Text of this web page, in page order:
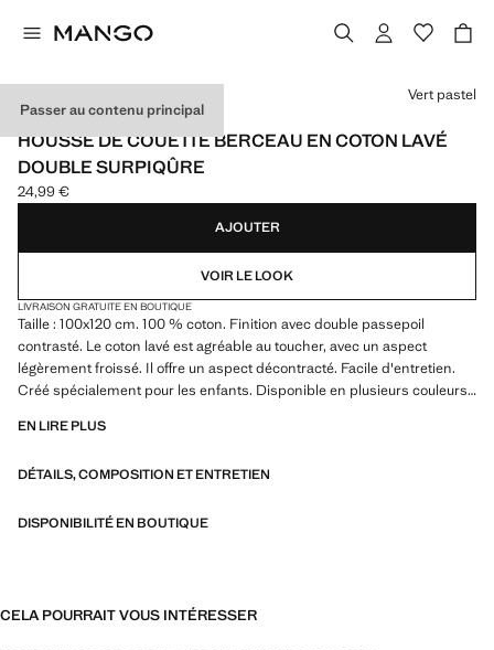
Passer au contenu principal
COTON LAVÉ
HOUSSE DE COUETTE BERCEAU EN COTON LAVÉ
DOUBLE SURPIQÛRE
Prix actuel [24,99 € ]
24,99 €
Choisissez une couleur
Vert pastel
AJOUTER
VOIR LE LOOK
LIVRAISON GRATUITE EN BOUTIQUE
Taille : 100x120 cm. 100 % coton. Finition avec double passepoil
contrasté. Le coton lavé est agréable au toucher, avec un aspect
légèrement froissé. Il offre un aspect décontracté. Facile d'entretien.
Créé spécialement pour les enfants. Disponible en plusieurs couleurs.
n'inclut pas les taies d'oreiller. Produit en solde
EN LIRE PLUS
DÉTAILS, COMPOSITION ET ENTRETIEN
DISPONIBILITÉ EN BOUTIQUE
CELA POURRAIT VOUS INTÉRESSER